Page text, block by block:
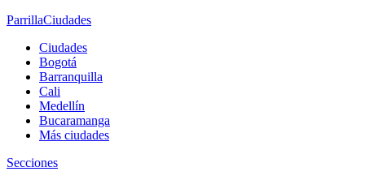
ParrillaCiudades
Ciudades
Bogotá
Barranquilla
Cali
Medellín
Bucaramanga
Más ciudades
Secciones